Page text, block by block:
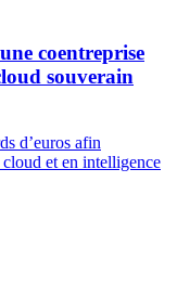
coentreprise
souverain
d’euros afin
cloud et en intelligence